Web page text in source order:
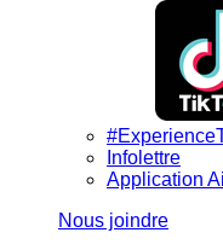
Infolettre
Application
Nous joindre